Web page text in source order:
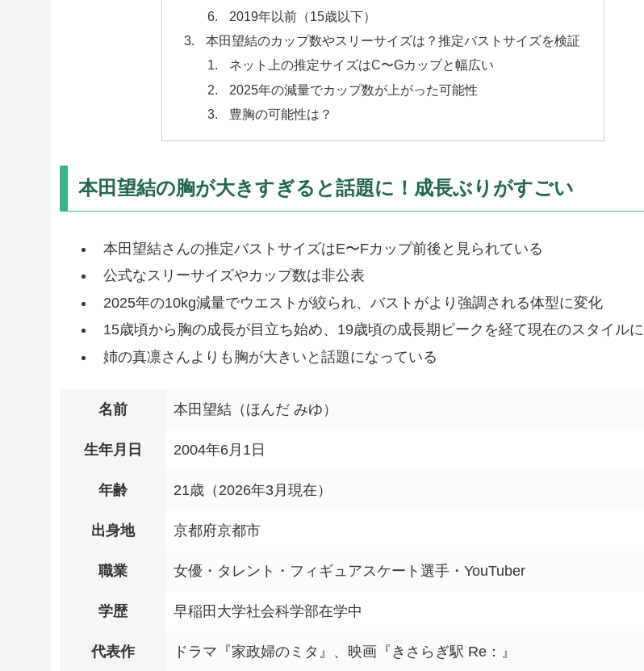
2019年以前（15歳以下）
本田望結のカップ数やスリーサイズは？推定バストサイズを検証
ネット上の推定サイズはC〜Gカップと幅広い
2025年の減量でカップ数が上がった可能性
豊胸の可能性は？
本田望結の胸が大きすぎると話題に！成長ぶりがすごい
本田望結さんの推定バストサイズはE〜Fカップ前後と見られている
公式なスリーサイズやカップ数は非公表
2025年の10kg減量でウエストが絞られ、バストがより強調される体型に変化
15歳頃から胸の成長が目立ち始め、19歳頃の成長期ピークを経て現在のスタイルに
姉の真凛さんよりも胸が大きいと話題になっている
名前 本田望結（ほんだ みゆ）
生年月日 2004年6月1日
年齢 21歳（2026年3月現在）
出身地 京都府京都市
職業 女優・タレント・フィギュアスケート選手・YouTuber
学歴 早稲田大学社会科学部在学中
代表作 ドラマ『家政婦のミタ』、映画『きさらぎ駅 Re：』